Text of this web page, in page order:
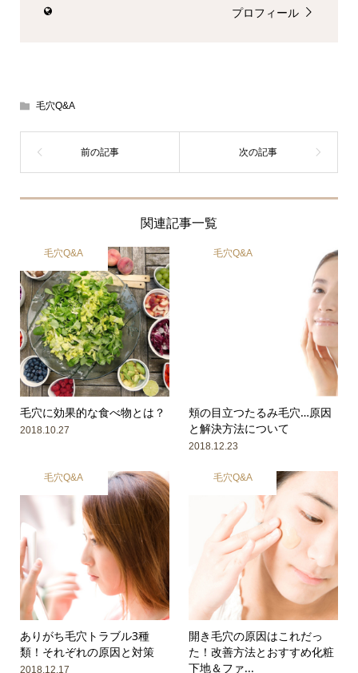
プロフィール
毛穴Q&A
関連記事一覧
毛穴Q&A
毛穴に効果的な食べ物とは？
2018.10.27
毛穴Q&A
頬の目立つたるみ毛穴…原因
と解決方法について
2018.12.23
毛穴Q&A
ありがち毛穴トラブル3種
類！それぞれの原因と対策
2018.12.17
毛穴Q&A
開き毛穴の原因はこれだっ
た！改善方法とおすすめ化粧
下地＆ファ...